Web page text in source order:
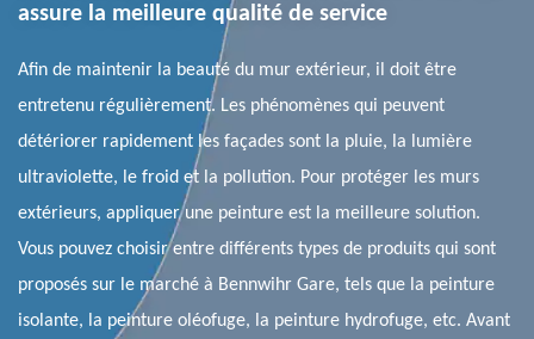
assure la meilleure qualité de service
Afin de maintenir la beauté du mur extérieur, il doit être
entretenu régulièrement. Les phénomènes qui peuvent
détériorer rapidement les façades sont la pluie, la lumière
ultraviolette, le froid et la pollution. Pour protéger les murs
extérieurs, appliquer une peinture est la meilleure solution.
Vous pouvez choisir entre différents types de produits qui sont
proposés sur le marché à Bennwihr Gare, tels que la peinture
isolante, la peinture oléofuge, la peinture hydrofuge, etc. Avant